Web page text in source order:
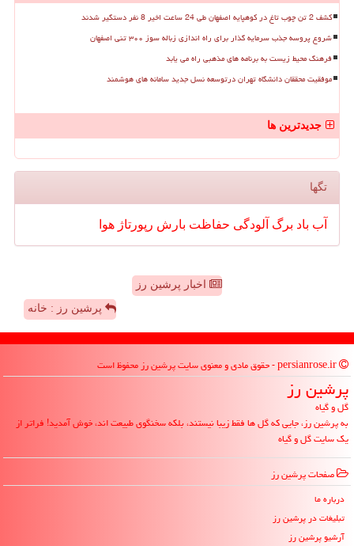
کشف 2 تن چوب تاغ در کوهپایه اصفهان طی 24 ساعت اخیر 8 نفر دستگیر شدند
شروع پروسه جذب سرمایه گذار برای راه اندازی زباله سوز ۳۰۰ تنی اصفهان
فرهنگ محیط زیست به برنامه های مذهبی راه می یابد
موفقیت محققان دانشگاه تهران درتوسعه نسل جدید سامانه های هوشمند
جدیدترین ها
تگها
آب باد برگ آلودگی حفاظت بارش رپورتاژ هوا
اخبار پرشین رز
پرشین رز : خانه
پرشین رز
گل و گیاه
به پرشین رز، جایی که گل ها فقط زیبا نیستند، بلکه سخنگوی طبیعت اند، خوش آمدید! فراتر از
یک سایت گل و گیاه
صفحات پرشین رز
درباره ما
تبلیغات در پرشین رز
آرشیو پرشین رز